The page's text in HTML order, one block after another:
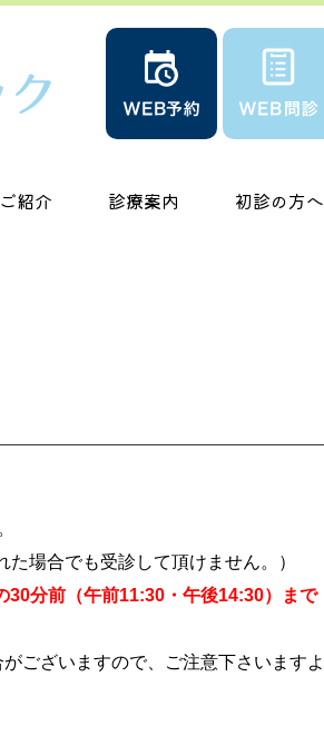
紹介 診療案内 初診の方へ
場合でも受診して頂けません。）
30分前（午前11:30・午後14:30）まで
がございますので、ご注意下さいますよ